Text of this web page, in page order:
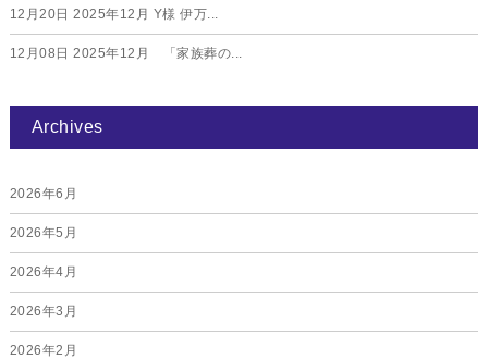
12月20日 2025年12月 Y様 伊万...
12月08日 2025年12月 「家族葬の...
Archives
2026年6月
2026年5月
2026年4月
2026年3月
2026年2月